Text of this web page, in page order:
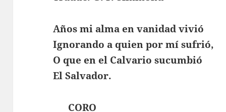
Años mi alma en vanidad vivió
Ignorando a quien por mí sufrió,
O que en el Calvario sucumbió
El Salvador.
CORO